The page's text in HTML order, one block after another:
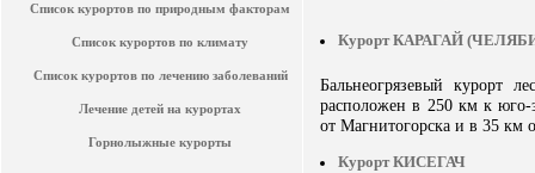
Список курортов по природным факторам
Список курортов по климату
Список курортов по лечению заболеваний
Лечение детей на курортах
Горнолыжные курорты
Курорт КАРАГАЙ
Бальнеогрязевый курорт
расположен в 250 км к юго-
от Магнитогорска и в 35 км
Курорт КИСЕГАЧ